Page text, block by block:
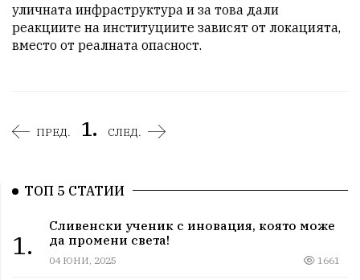
уличната инфраструктура и за това дали
реакциите на институциите зависят от локацията,
вместо от реалната опасност.
ПРЕД. 1. СЛЕД.
ТОП 5 СТАТИИ
1.
Сливенски ученик с иновация, която може
да промени света!
04 ЮНИ, 2025 1661